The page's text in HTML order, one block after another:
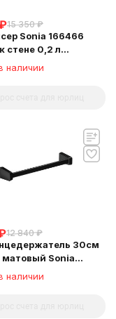
15 350 ₽
Sonia 166466
стене 0,2 л
черный матовый
наличии
12 840 ₽
30см
матовый Sonia
наличии